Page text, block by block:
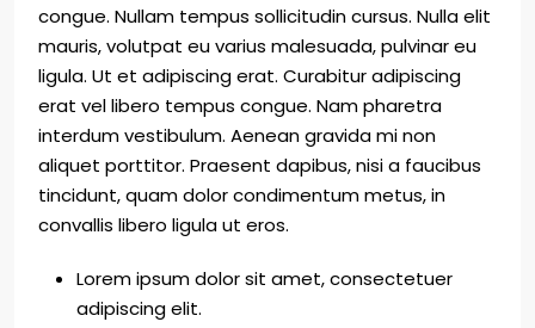
congue. Nullam tempus sollicitudin cursus. Nulla elit
mauris, volutpat eu varius malesuada, pulvinar eu
ligula. Ut et adipiscing erat. Curabitur adipiscing
erat vel libero tempus congue. Nam pharetra
interdum vestibulum. Aenean gravida mi non
aliquet porttitor. Praesent dapibus, nisi a faucibus
tincidunt, quam dolor condimentum metus, in
convallis libero ligula ut eros.
Lorem ipsum dolor sit amet, consectetuer
adipiscing elit.